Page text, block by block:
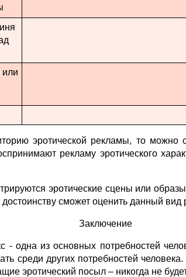
или
эротической рекламы, то
рекламу эротического
эротические сцены или
сможет оценить данный вид
Заключение
- одна из основных потребностей
среди других потребностей
эротический посыл – никогда не